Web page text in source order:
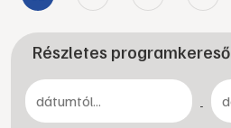
Részletes programkereső
-